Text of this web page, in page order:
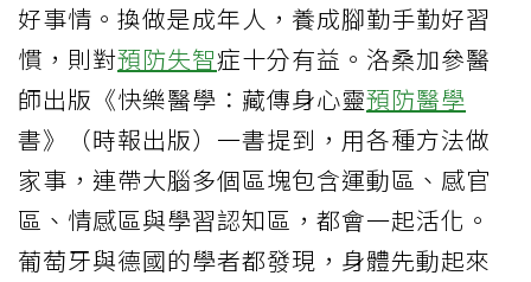
好事情。換做是成年人，養成腳勤手勤好習
慣，則對預防失智症十分有益。洛桑加參醫
師出版《快樂醫學：藏傳身心靈預防醫學
書》（時報出版）一書提到，用各種方法做
家事，連帶大腦多個區塊包含運動區、感官
區、情感區與學習認知區，都會一起活化。
葡萄牙與德國的學者都發現，身體先動起來